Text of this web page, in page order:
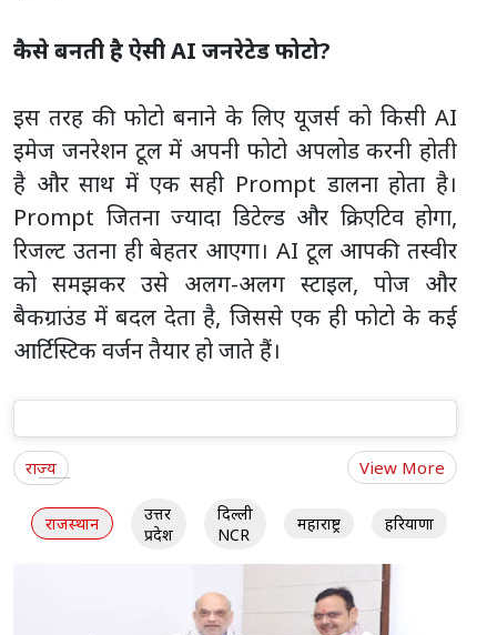
कैसे बनती है ऐसी AI जनरेटेड फोटो?
इस तरह की फोटो बनाने के लिए यूजर्स को किसी AI
इमेज जनरेशन टूल में अपनी फोटो अपलोड करनी होती
है और साथ में एक सही Prompt डालना होता है।
Prompt जितना ज्यादा डिटेल्ड और क्रिएटिव होगा,
रिजल्ट उतना ही बेहतर आएगा। AI टूल आपकी तस्वीर
को समझकर उसे अलग-अलग स्टाइल, पोज और
बैकग्राउंड में बदल देता है, जिससे एक ही फोटो के कई
आर्टिस्टिक वर्जन तैयार हो जाते हैं।
राज्य View More
राजस्थान
उत्तर
प्रदेश
दिल्ली
NCR
महाराष्ट्र हरियाणा